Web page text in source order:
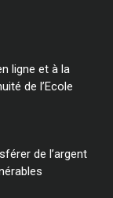
ligne et à la
de l’Ecole
de l’argent